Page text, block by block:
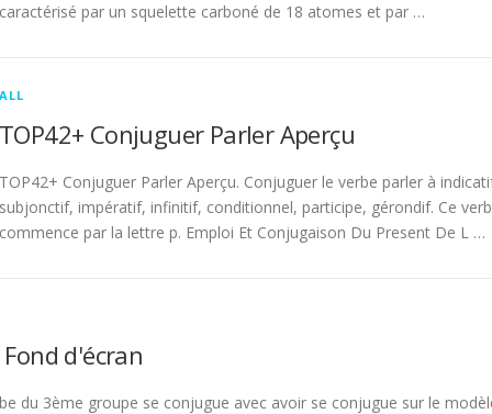
caractérisé par un squelette carboné de 18 atomes et par …
ALL
TOP42+ Conjuguer Parler Aperçu
TOP42+ Conjuguer Parler Aperçu. Conjuguer le verbe parler à
subjonctif, impératif, infinitif, conditionnel, participe, gérondif. Ce
commence par la lettre p. Emploi Et Conjugaison Du Present De L …
d'écran
du 3ème groupe se conjugue avec avoir se conjugue sur le